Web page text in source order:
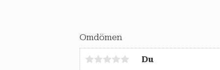
Omdömen
Du